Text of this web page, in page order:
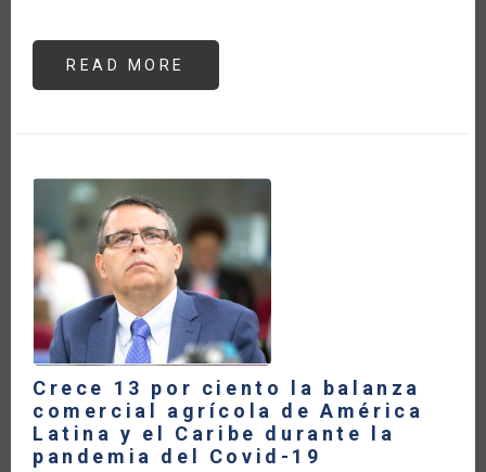
READ MORE
STOCK
TRADE
HELP
REBUILD
BETTER?
Crece 13 por ciento la balanza
comercial agrícola de América
Latina y el Caribe durante la
pandemia del Covid-19